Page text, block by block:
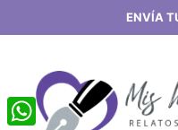
al
ENVÍA